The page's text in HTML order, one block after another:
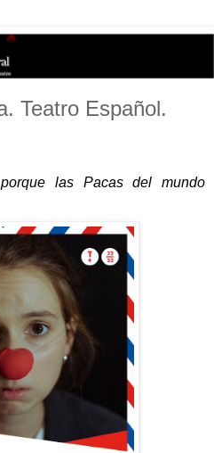
Teatro Español.
las Pacas del mundo